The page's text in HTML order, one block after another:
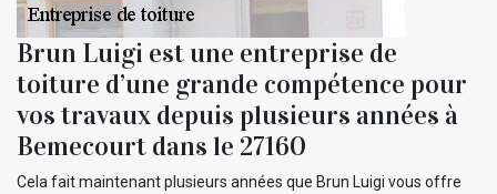
Brun Luigi est une entreprise de
toiture d’une grande compétence pour
vos travaux depuis plusieurs années à
Bemecourt dans le 27160
Cela fait maintenant plusieurs années que Brun Luigi vous offre